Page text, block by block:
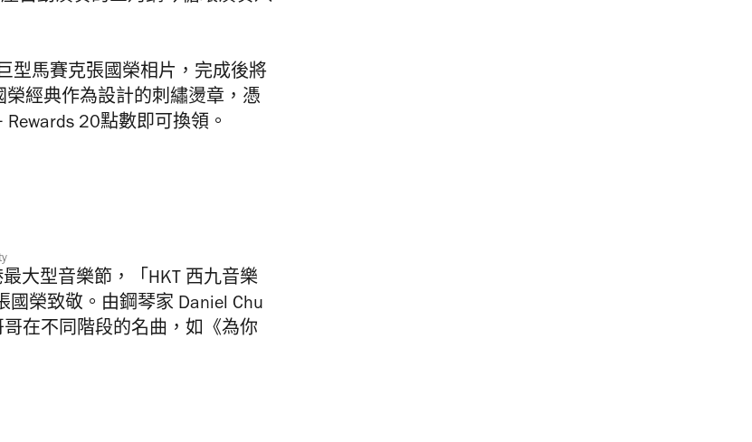
型馬賽克張國榮相片，完成後將
經典作為設計的刺繡燙章，憑
20點數即可換領。
大型音樂節，「HKT 西九音樂
榮致敬。由鋼琴家 Daniel Chu
在不同階段的名曲，如《為你